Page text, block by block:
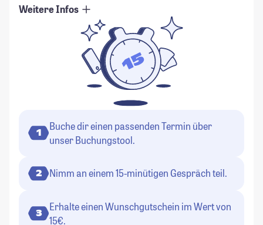
Weitere Infos
1
Buche dir einen passenden Termin über
unser Buchungstool.
2 Nimm an einem 15-minütigen Gespräch teil.
3
Erhalte einen Wunschgutschein im Wert von
15€.